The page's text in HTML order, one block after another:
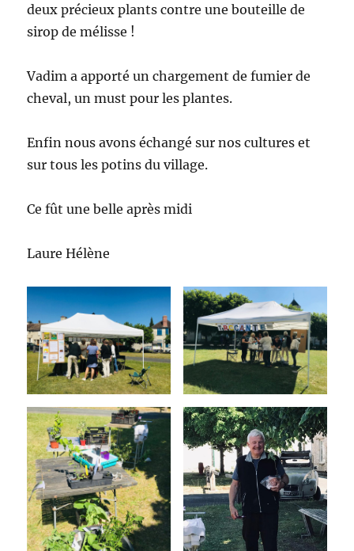
deux précieux plants contre une bouteille de
sirop de mélisse !
Vadim a apporté un chargement de fumier de
cheval, un must pour les plantes.
Enfin nous avons échangé sur nos cultures et
sur tous les potins du village.
Ce fût une belle après midi
Laure Hélène